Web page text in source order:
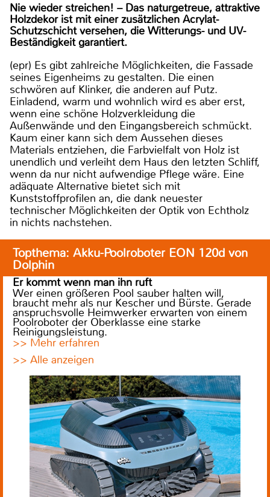
Nie wieder streichen! – Das naturgetreue, attraktive
Holzdekor ist mit einer zusätzlichen Acrylat-
Schutzschicht versehen, die Witterungs- und UV-
Beständigkeit garantiert.
(epr) Es gibt zahlreiche Möglichkeiten, die Fassade
seines Eigenheims zu gestalten. Die einen
schwören auf Klinker, die anderen auf Putz.
Einladend, warm und wohnlich wird es aber erst,
wenn eine schöne Holzverkleidung die
Außenwände und den Eingangsbereich schmückt.
Kaum einer kann sich dem Aussehen dieses
Materials entziehen, die Farbvielfalt von Holz ist
unendlich und verleiht dem Haus den letzten Schliff,
wenn da nur nicht aufwendige Pflege wäre. Eine
adäquate Alternative bietet sich mit
Kunststoffprofilen an, die dank neuester
technischer Möglichkeiten der Optik von Echtholz
in nichts nachstehen.
Topthema: Akku-Poolroboter EON 120d von
Dolphin
Er kommt wenn man ihn ruft
Wer einen größeren Pool sauber halten will,
braucht mehr als nur Kescher und Bürste. Gerade
anspruchsvolle Heimwerker erwarten von einem
Poolroboter der Oberklasse eine starke
Reinigungsleistung.
>> Mehr erfahren
>> Alle anzeigen